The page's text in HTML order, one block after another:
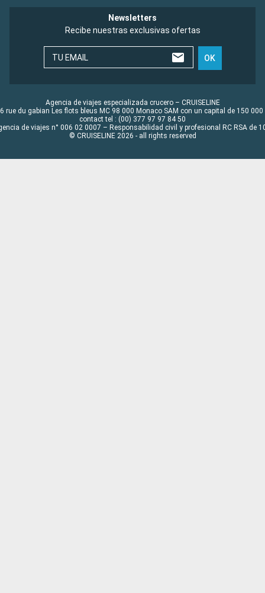
Newsletters
Recibe nuestras exclusivas ofertas
TU EMAIL OK
Agencia de viajes especializada crucero – CRUISELINE
rue du gabian Les flots bleus MC 98 000 Monaco SAM con un capital de 150 000
contact tel : (00) 377 97 97 84 50
de viajes n° 006 02 0007 – Responsabilidad civil y profesional RC RSA de
© CRUISELINE 2026 - all rights reserved